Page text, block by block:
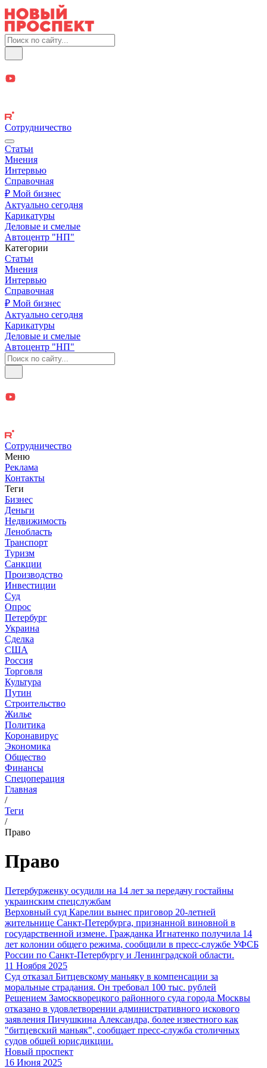
Сотрудничество
Статьи
Мнения
Интервью
Справочная
₽ Мой бизнес
Актуально сегодня
Карикатуры
Деловые и смелые
Автоцентр "НП"
Категории
Статьи
Мнения
Интервью
Справочная
₽ Мой бизнес
Актуально сегодня
Карикатуры
Деловые и смелые
Автоцентр "НП"
Сотрудничество
Меню
Реклама
Контакты
Теги
Бизнес
Деньги
Недвижимость
Ленобласть
Транспорт
Туризм
Санкции
Производство
Инвестиции
Суд
Опрос
Петербург
Украина
Сделка
США
Россия
Торговля
Культура
Путин
Строительство
Жилье
Политика
Коронавирус
Экономика
Общество
Финансы
Спецоперация
Главная
/
Теги
/
Право
Право
Петербурженку осудили на 14 лет за передачу гостайны
украинским спецслужбам
Верховный суд Карелии вынес приговор 20-летней
жительнице Санкт-Петербурга, признанной виновной в
государственной измене. Гражданка Игнатенко получила 14
лет колонии общего режима, сообщили в пресс-службе УФСБ
России по Санкт-Петербургу и Ленинградской области.
11 Ноября 2025
Суд отказал Битцевскому маньяку в компенсации за
моральные страдания. Он требовал 100 тыс. рублей
Решением Замоскворецкого районного суда города Москвы
отказано в удовлетворении административного искового
заявления Пичушкина Александра, более известного как
"битцевский маньяк", сообщает пресс-служба столичных
судов общей юрисдикции.
Новый проспект
16 Июня 2025